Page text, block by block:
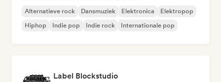
Alternatieve rock Dansmuziek Elektronica
Elektropop
Hiphop
Indie pop Indie rock Internationale pop
Label Blockstudio